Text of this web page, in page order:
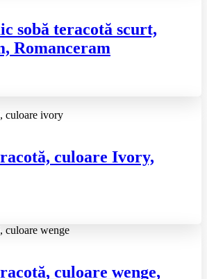
sobă teracotă scurt,
Romanceram
culoare Ivory,
culoare wenge,